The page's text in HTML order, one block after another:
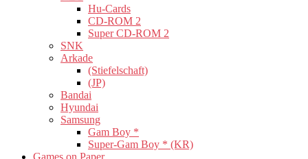
Hu-Cards
CD-ROM 2
Super CD-ROM 2
SNK
Arkade
(Stiefelschaft)
(JP)
Bandai
Hyundai
Samsung
Gam Boy *
Super-Gam Boy * (KR)